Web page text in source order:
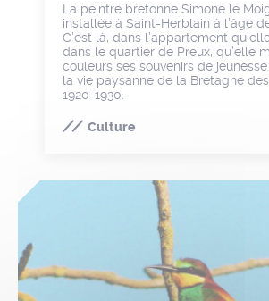
La peintre bretonne Simone le
installée à Saint-Herblain à l’âge
C’est là, dans l’appartement
dans le quartier de Preux, qu’elle
couleurs ses souvenirs de
la vie paysanne de la Bretagne
1920-1930.
Culture